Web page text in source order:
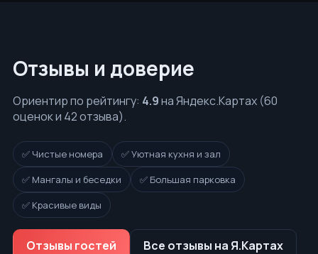
Отзывы и доверие
Ориентир по рейтингу: 4.9на Яндекс.Картах (60
оценок и 42 отзыва).
✅ Чистые номера
✅ Уютная кухня и зал
✅ Мангалы и беседки
✅ Большая парковка
✅ Красивые виды
Отзывы гостей Все отзывы на Я.Картах